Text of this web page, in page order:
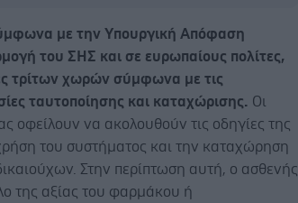
με την Υπουργική Απόφαση
του ΣΗΣ και σε ευρωπαίους πολίτες,
τρίτων χωρών σύμφωνα με τις
ταυτοποίησης και καταχώρισης. Οι
οφείλουν να ακολουθούν τις οδηγίες της
του συστήματος και την καταχώρηση
Στην περίπτωση αυτή, ο ασθενής
της αξίας του φαρμάκου ή